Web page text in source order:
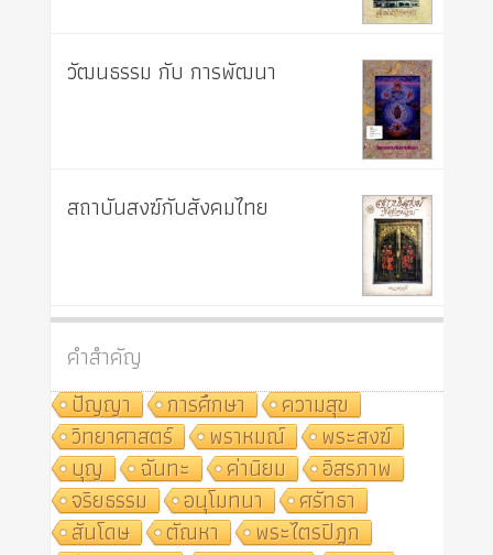
วัฒนธรรม กับ การพัฒนา
สถาบันสงฆ์กับสังคมไทย
คำสำคัญ
ปัญญา
การศึกษา
ความสุข
วิทยาศาสตร์
พราหมณ์
พระสงฆ์
บุญ
ฉันทะ ค่านิยม
อิสรภาพ
จริยธรรม
อนุโมทนา
ศรัทธา
สันโดษ
ตัณหา
พระไตรปิฎก